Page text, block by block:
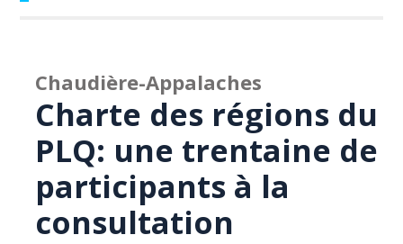
Chaudière-Appalaches
Charte des régions du
PLQ: une trentaine de
participants à la
consultation